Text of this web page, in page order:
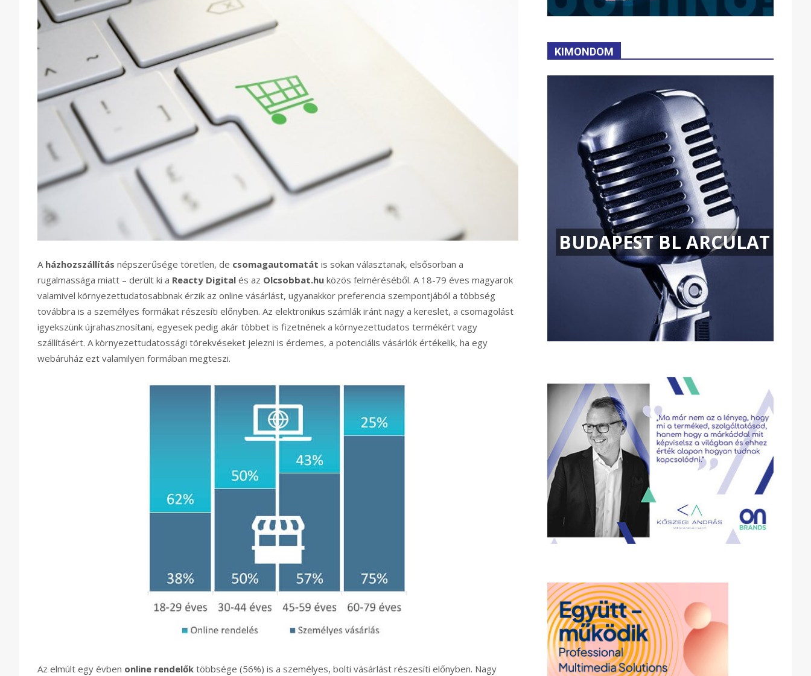
A házhozszállítás népszerűsége töretlen, de csomagautomatát is sokan választanak, elsősorban a
rugalmassága miatt – derült ki a Reacty Digital és az Olcsobbat.hu közös felméréséből. A 18-79 éves magyarok
valamivel környezettudatosabbnak érzik az online vásárlást, ugyanakkor preferencia szempontjából a többség
továbbra is a személyes formákat részesíti előnyben. Az elektronikus számlák iránt nagy a kereslet, a csomagolást
igyekszünk újrahasznosítani, egyesek pedig akár többet is fizetnének a környezettudatos termékért vagy
szállításért. A környezettudatossági törekvéseket jelezni is érdemes, a potenciális vásárlók értékelik, ha egy
webáruház ezt valamilyen formában megteszi.
Az elmúlt egy évben online rendelők többsége (56%) is a személyes, bolti vásárlást részesíti előnyben. Nagy
KIMONDOM
BUDAPEST BL ARCULAT